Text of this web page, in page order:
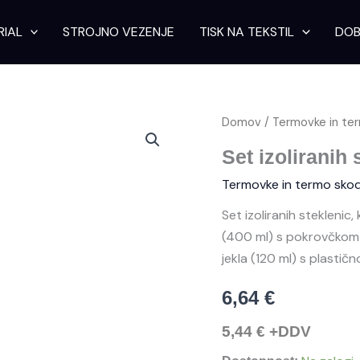
STROJNO VEZENJE TISK NA TEKSTIL
Domov / Termovke in
Set izoliranih
Termovke in termo
Set izoliranih
(400 ml) s
jekla (120 ml) s
6,64€
5,44€ +DDV
Set
steklenic
Islandija
količina